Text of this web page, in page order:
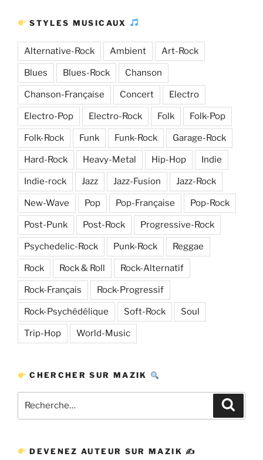
STYLES MUSICAUX
Alternative-Rock Ambient Art-Rock
Blues Blues-Rock Chanson
Chanson-Française Concert Electro
Electro-Pop Electro-Rock Folk Folk-Pop
Folk-Rock Funk Funk-Rock Garage-Rock
Hard-Rock Heavy-Metal Hip-Hop Indie
Indie-rock Jazz Jazz-Fusion Jazz-Rock
New-Wave Pop Pop-Française Pop-Rock
Post-Punk Post-Rock Progressive-Rock
Psychedelic-Rock Punk-Rock Reggae
Rock Rock & Roll Rock-Alternatif
Rock-Français Rock-Progressif
Rock-Psychédélique Soft-Rock Soul
Trip-Hop World-Music
CHERCHER SUR MAZIK
pour
DEVENEZ AUTEUR SUR MAZIK ✍